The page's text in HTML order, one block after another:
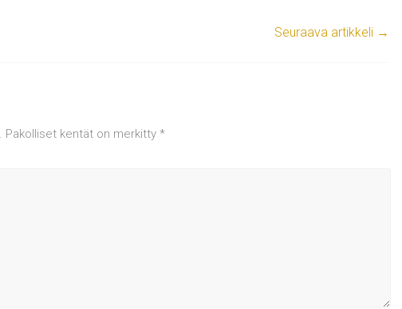
Seuraava artikkeli →
Pakolliset kentät on merkitty *